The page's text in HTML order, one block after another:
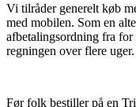
Vi tilråder generelt køb
med mobilen. Som en
afbetalingsordning fra
regningen over flere uger.
Før folk bestiller på en